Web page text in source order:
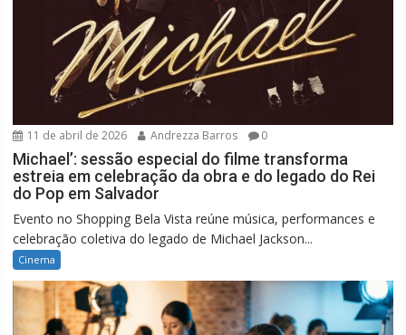
11 de abril de 2026 Andrezza Barros 0
Michael’: sessão especial do filme transforma
estreia em celebração da obra e do legado do Rei
do Pop em Salvador
Evento no Shopping Bela Vista reúne música, performances e
celebração coletiva do legado de Michael Jackson...
Cinema